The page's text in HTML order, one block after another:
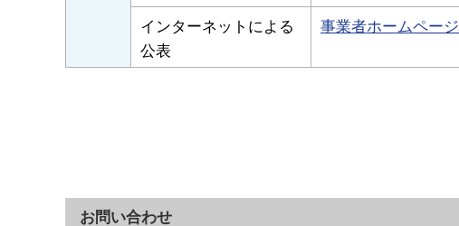
インターネットによる
公表
事業者ホームページ
お問い合わせ